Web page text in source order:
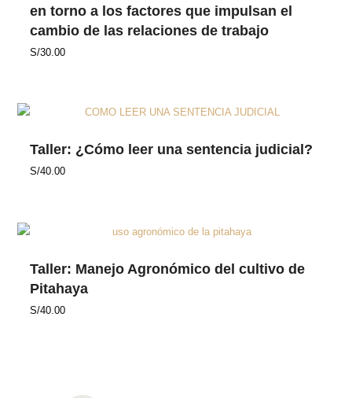
en torno a los factores que impulsan el
cambio de las relaciones de trabajo
S/30.00
Taller: ¿Cómo leer una sentencia judicial?
S/40.00
Taller: Manejo Agronómico del cultivo de
Pitahaya
S/40.00